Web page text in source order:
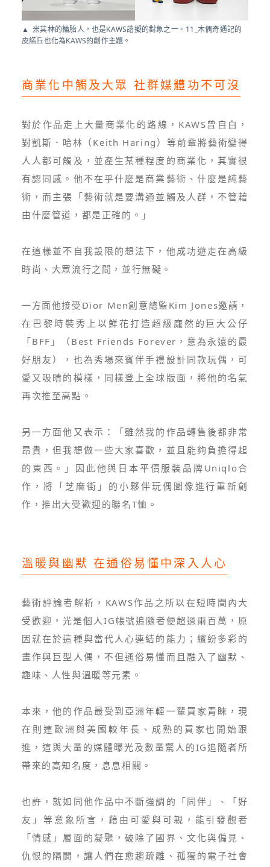
米其林的輪胎人，也是KAWS諧擬的對象之一。11_木偶奇遇記的
皮諾丘也化為KAWS的創作主題。
商業化中觸及大眾 社群媒體功不可沒
對於作品走上大量商業化的路線，KAWS曾自白，
對凱斯．哈林（Keith Haring）等前輩將藝術變得
人人都可觸及，並產生某種程度的商業化，其實很
有認同感。他不在乎什麼是商業藝術、什麼是純藝
術，而主張「藝術就是要溝通並觸及人群，不管藉
由什麼管道，都是正確的。」
在這樣並不自我設限的想法下，他成功遊走在高級
時尚、大眾流行之間，並行無礙。
一方面他接受Dior Men創意總監Kim Jones邀請，
在巴黎時裝秀上以鮮花打造超級龐然的巨大公仔
「BFF」（Best Friends Forever，意為永遠的最
好朋友），也為秀場來賓伴手禮設計同款玩偶，可
愛又吸睛的模樣，同樣登上全球版面，將他的名氣
再次推至高點。
另一方面他又表示：「雖然我的作品轉售後都非常
昂貴，但我想做一些大家喜歡，並且能夠負擔得起
的東西。」因此他與日本平價服裝品牌Uniqlo合
作，將「芝麻街」的小夥伴玩偶圖像進行重新創
作，推出大受歡迎的聯名T恤。
溫暖與幽默 在通俗易懂中深入人心
藝術評論者解析，KAWS作品之所以在短時間內大
受歡迎，光是個人IG帳號追隨者便超過兩百萬，原
因就在於這種與當代人心連結的能力；繽紛多彩的
畫作與巨型人偶，不但通俗易懂而且融入了幽默、
趣味、人性與溫暖等元素。
本來，他的作品最受到亞洲年輕一輩買家青睞，現
在則連歐洲與美國較年長、成熟的買家也開始跟
進，這與大量的媒體曝光及數量驚人的IG追隨者所
帶來的高知名度，息息相關。
也許，就如同他作品中不斷強調的「同伴」、「好
友」等意象所言，藉由可愛與可親，能引發觀者
「情感」層面的凝聚，破除了國界、文化與偏見、
仇恨的隔閡，讓人們在愈趨疏離、孤獨的電子社會